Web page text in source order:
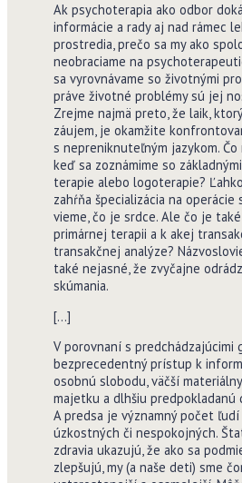
Ak psychoterapia ako odbor
informácie a rady aj nad rámec
prostredia, prečo sa my ako
neobraciame na
sa vyrovnávame so životnými
práve životné problémy sú jej
Zrejme najmä preto, že laik,
záujem, je okamžite
s nepreniknuteľným jazykom. Čo
keď sa zoznámime so
terapie alebo logoterapie?
zahŕňa špecializácia na operácie
vieme, čo je srdce. Ale čo je
primárnej terapii a k akej
transakčnej analýze?
také nejasné, že zvyčajne
skúmania.
[…]
V porovnaní s predchádzajúcimi
bezprecedentný prístup k
osobnú slobodu, väčší
majetku a dlhšiu predpokladanú
A predsa je významný počet
úzkostných či nespokojných.
zdravia ukazujú, že ako sa
zlepšujú, my (a naše deti) sme